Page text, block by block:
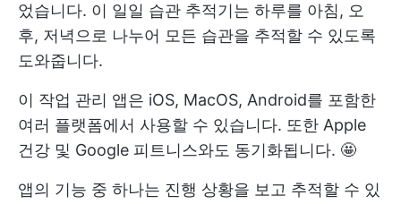
었습니다. 이 일일 습관 추적기는 하루를 아침, 오
후, 저녁으로 나누어 모든 습관을 추적할 수 있도록
도와줍니다.
이 작업 관리 앱은 iOS, MacOS, Android를 포함한
여러 플랫폼에서 사용할 수 있습니다. 또한 Apple
건강 및 Google 피트니스와도 동기화됩니다. 🤩
앱의 기능 중 하나는 진행 상황을 보고 추적할 수 있